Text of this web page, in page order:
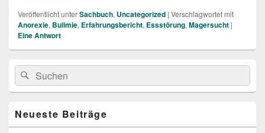
Veröffentlicht unterSachbuch, Uncategorized | Verschlagwortet mit
Anorexie, Bulimie, Erfahrungsbericht, Essstörung, Magersucht |
EineAntwort
Primärer
Seitenleisten
Widget-
Bereich
Suche
nach:
Suchen
Neueste Beiträge